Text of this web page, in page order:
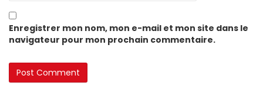
Enregistrer mon nom, mon e-mail et mon site dans le
navigateur pour mon prochain commentaire.